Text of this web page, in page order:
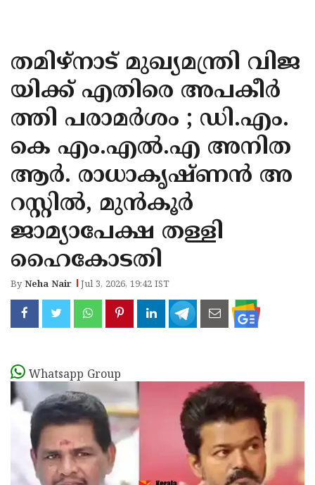
KANNUR
KASARAGOD
തമിഴ്നാട് മുഖ്യമന്ത്രി വിജ
യിക്ക് എതിരെ അപകീർ
ത്തി പരാമർശം ; ഡി.എം.
കെ എം.എൽ.എ അനിത
ആർ. രാധാകൃഷ്ണൻ അ
റസ്റ്റിൽ, മുൻകൂർ
ജാമ്യാപേക്ഷ തള്ളി
ഹൈകോടതി
ByNeha Nair Jul 3, 2026, 19:42 IST
Whatsapp Group